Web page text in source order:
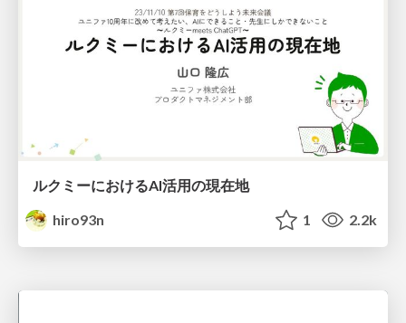
ルクミーにおけるAI活用の現在地
hiro93n
1 2.2k